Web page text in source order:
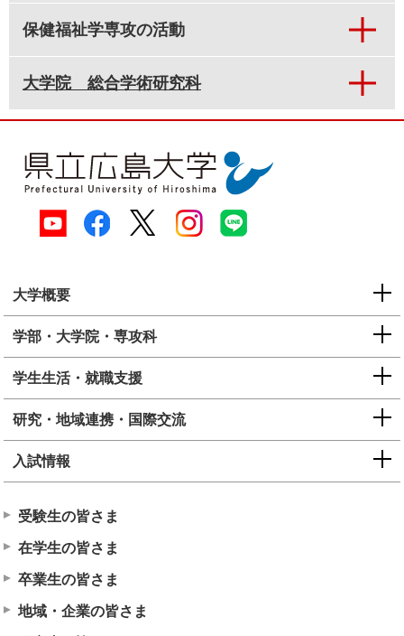
保健福祉学専攻の活動
大学院 総合学術研究科
大学概要
学部・大学院・専攻科
学生生活・就職支援
研究・地域連携・国際交流
入試情報
受験生の皆さま
在学生の皆さま
卒業生の皆さま
地域・企業の皆さま